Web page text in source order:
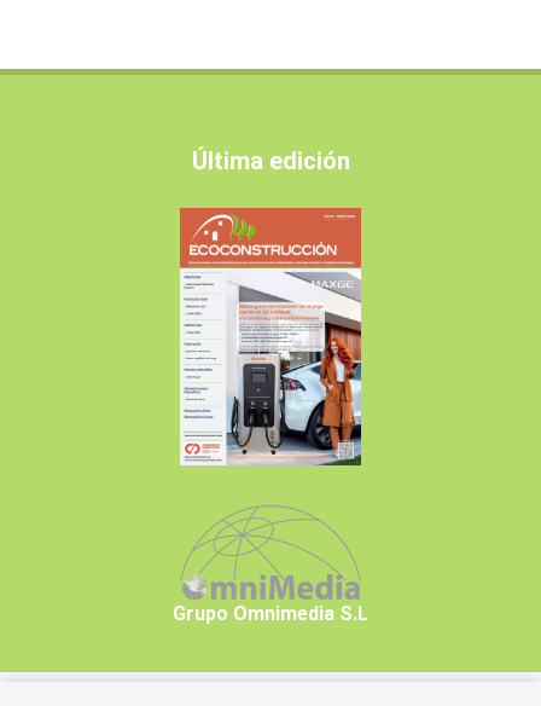
Última edición
Grupo Omnimedia S.L